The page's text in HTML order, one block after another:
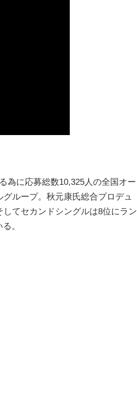
為に応募総数10,325人の全国オー
ループ。秋元康氏総合プロデュ
てセカンドシングルは8位にラン
。